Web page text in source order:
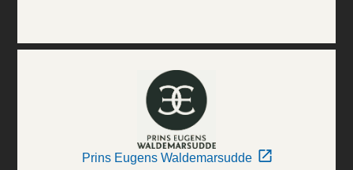
Prins Eugens Waldemarsudde